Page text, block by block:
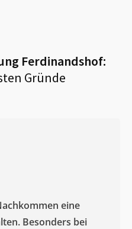
Ferdinandshof:
Gründe
eine
Besonders bei